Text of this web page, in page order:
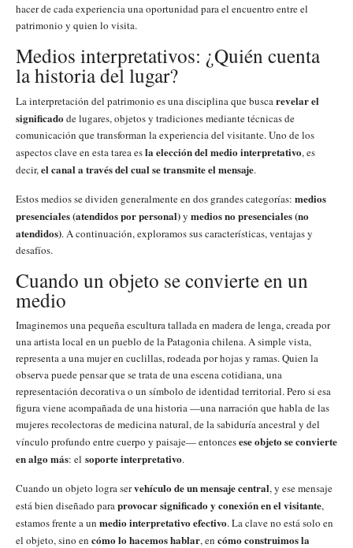
hacer de cada experiencia una oportunidad para el encuentro entre el
patrimonio y quien lo visita.
Medios interpretativos: ¿Quién cuenta
la historia del lugar?
La interpretación del patrimonio es una disciplina que buscarevelar el
significado de lugares, objetos y tradiciones mediante técnicas de
comunicación que transforman la experiencia del visitante. Uno de los
aspectos clave en esta tarea esla elección del medio interpretativo, es
decir,el canal a través del cual se transmite el mensaje.
Estos medios se dividen generalmente en dos grandes categorías: medios
presenciales (atendidos por personal)y medios no presenciales (no
atendidos). A continuación, exploramos sus características, ventajas y
desafíos.
Cuando un objeto se convierte en un
medio
Imaginemos una pequeña escultura tallada en madera de lenga, creada por
una artista local en un pueblo de la Patagonia chilena. A simple vista,
representa a una mujer en cuclillas, rodeada por hojas y ramas. Quien la
observa puede pensar que se trata de una escena cotidiana, una
representación decorativa o un símbolo de identidad territorial. Pero si esa
figura viene acompañada de una historia —una narración que habla de las
mujeres recolectoras de medicina natural, de la sabiduría ancestral y del
vínculo profundo entre cuerpo y paisaje— entoncesese objeto se convierte
en algo más: el soporte interpretativo.
Cuando un objeto logra servehículo de un mensaje central, y ese mensaje
está bien diseñado paraprovocar significado y conexión en el visitante,
estamos frente a un medio interpretativo efectivo. La clave no está solo en
el objeto, sino en cómo lo hacemos hablar, en cómo construimos la